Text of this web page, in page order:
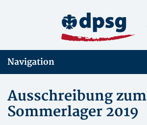
Navigation
Ausschreibung zum
Sommerlager 2019